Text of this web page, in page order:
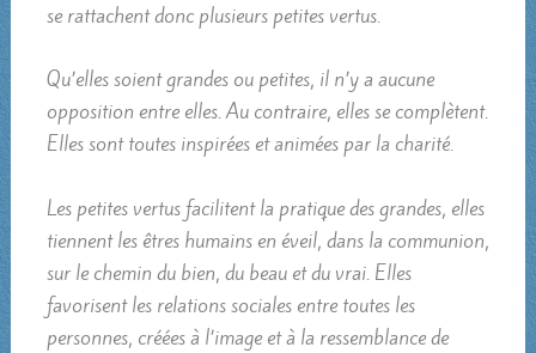
se rattachent donc plusieurs petites vertus.
Qu’elles soient grandes ou petites, il n’y a aucune
opposition entre elles. Au contraire, elles se complètent.
Elles sont toutes inspirées et animées par la charité.
Les petites vertus facilitent la pratique des grandes, elles
tiennent les êtres humains en éveil, dans la communion,
sur le chemin du bien, du beau et du vrai. Elles
favorisent les relations sociales entre toutes les
personnes, créées à l’image et à la ressemblance de